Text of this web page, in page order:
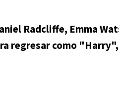
Radcliffe, Emma
regresar como